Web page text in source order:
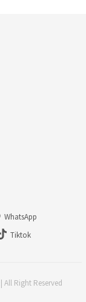
WhatsApp
Tiktok
All Right Reserved